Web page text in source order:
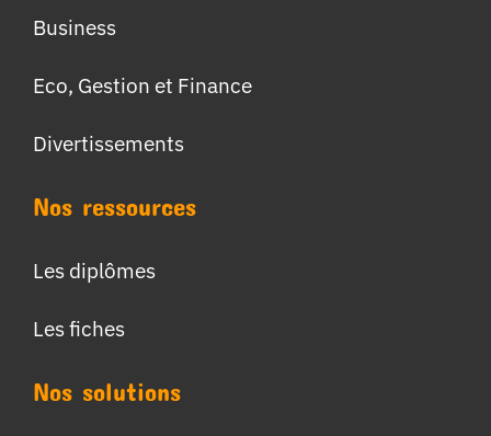
Business
Eco, Gestion et Finance
Divertissements
Nos ressources
Les diplômes
Les fiches
Nos solutions